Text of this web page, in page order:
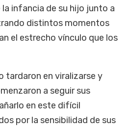
infancia de su hijo junto a
distintos momentos
el estrecho vínculo que los
tardaron en viralizarse y
a seguir sus
en este difícil
por la sensibilidad de sus